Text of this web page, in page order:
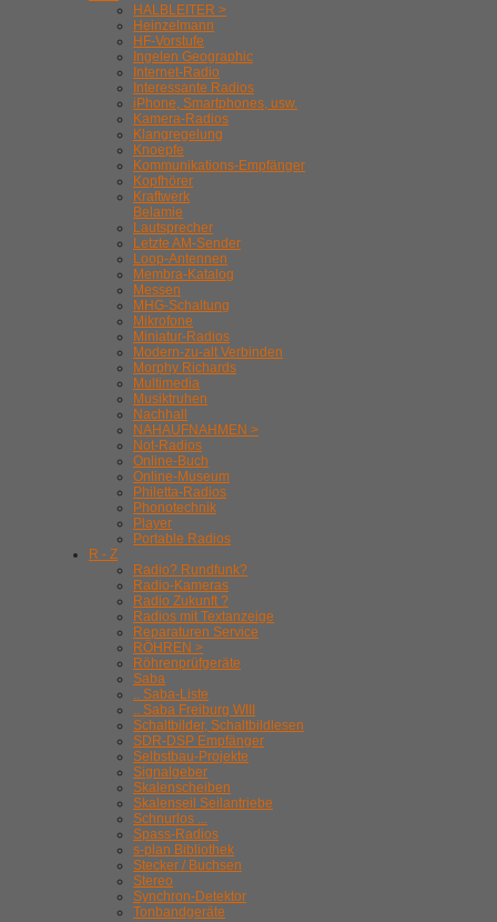
HALBLEITER >
Heinzelmann
HF-Vorstufe
Ingelen Geographic
Internet-Radio
Interessante Radios
iPhone, Smartphones, usw.
Kamera-Radios
Klangregelung
Knoepfe
Kommunikations-Empfänger
Kopfhörer
Kraftwerk
Belamie
Lautsprecher
Letzte AM-Sender
Loop-Antennen
Membra-Katalog
Messen
MHG-Schaltung
Mikrofone
Miniatur-Radios
Modern-zu-alt Verbinden
Morphy Richards
Multimedia
Musiktruhen
Nachhall
NAHAUFNAHMEN >
Not-Radios
Online-Buch
Online-Museum
Philetta-Radios
Phonotechnik
Player
Portable Radios
R - Z
Radio? Rundfunk?
Radio-Kameras
Radio Zukunft ?
Radios mit Textanzeige
Reparaturen Service
RÖHREN >
Röhrenprüfgeräte
Saba
.. Saba-Liste
.. Saba Freiburg WIII
Schaltbilder, Schaltbildlesen
SDR-DSP Empfänger
Selbstbau-Projekte
Signalgeber
Skalenscheiben
Skalenseil Seilantriebe
Schnurlos ...
Spass-Radios
s-plan Bibliothek
Stecker / Buchsen
Stereo
Synchron-Detektor
Tonbandgeräte